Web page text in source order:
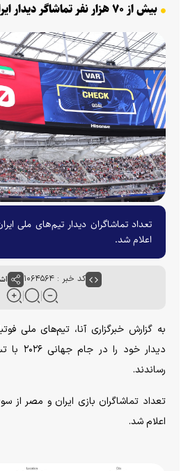
بیش از ۷۰ هزار نفر تماشاگر دیدار ایران و بلژیک+ عکس
تعداد تماشاگران دیدار تیم‌های ملی
اعلام شد.
کد خبر : ۱۰۶۴۵۶۴
به گزارش خبرگزاری آنا، تیم‌های ملی
دیدار
رساندند.
اعلام شد.